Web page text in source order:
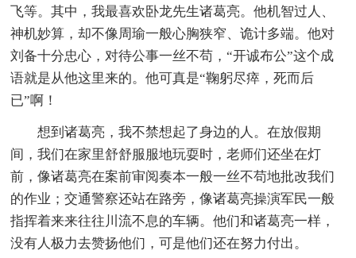
飞等。其中，我最喜欢卧龙先生诸葛亮。他机智过人、
神机妙算，却不像周瑜一般心胸狭窄、诡计多端。他对
刘备十分忠心，对待公事一丝不苟，“开诚布公”这个成
语就是从他这里来的。他可真是“鞠躬尽瘁，死而后
已”啊！
想到诸葛亮，我不禁想起了身边的人。在放假期
间，我们在家里舒舒服服地玩耍时，老师们还坐在灯
前，像诸葛亮在案前审阅奏本一般一丝不苟地批改我们
的作业；交通警察还站在路旁，像诸葛亮操演军民一般
指挥着来来往往川流不息的车辆。他们和诸葛亮一样，
没有人极力去赞扬他们，可是他们还在努力付出。